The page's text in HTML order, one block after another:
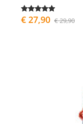
€ 27,90 € 29,90